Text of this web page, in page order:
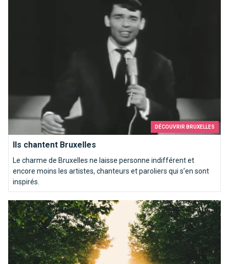
DÉCOUVRIR BRUXELLES
Ils chantent Bruxelles
Le charme de Bruxelles ne laisse personne indifférent et
encore moins les artistes, chanteurs et paroliers qui s’en sont
inspirés.
Les meilleures façons de faire des rencontres à Bruxelles